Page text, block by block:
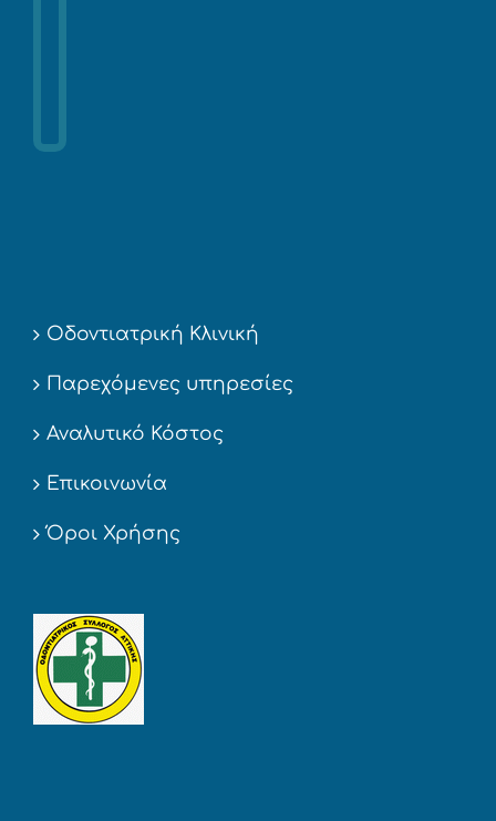
Οδοντιατρική Κλινική
Παρεχόμενες υπηρεσίες
Αναλυτικό Κόστος
Επικοινωνία
Όροι Χρήσης